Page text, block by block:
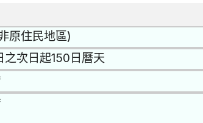
原住民地區)
之次日起150日曆天